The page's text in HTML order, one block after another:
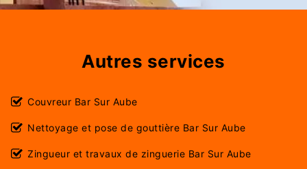
Autres services
Couvreur Bar Sur Aube
Nettoyage et pose de gouttière Bar Sur Aube
Zingueur et travaux de zinguerie Bar Sur Aube